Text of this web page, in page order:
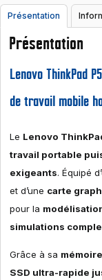
Présentation
Présentation
Lenovo ThinkPad
de travail mobile
Le Lenovo
travail portable
exigeants. Équipé
et d’une carte
pour la
simulations
Grâce à sa
SSD ultra-rapide